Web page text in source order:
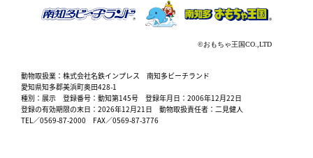
動物取扱業：株式会社名鉄インプレス 南知多ビーチランド
愛知県知多郡美浜町奥田428-1
種別：展示 登録番号：動知第145号 登録年月日：2006年12月22日
登録の有効期限の末日：2026年12月21日 動物取扱責任者：二見健人
TEL／0569-87-2000 FAX／0569-87-3776